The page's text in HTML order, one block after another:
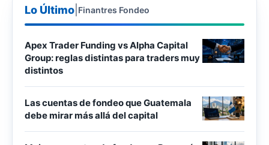
Lo Último Finantres Fondeo
Apex Trader Funding vs Alpha Capital
Group: reglas distintas para traders muy
distintos
Las cuentas de fondeo que Guatemala
debe mirar más allá del capital